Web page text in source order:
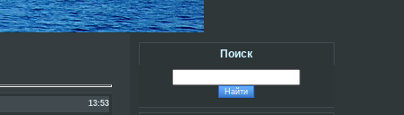
13:53
Поиск